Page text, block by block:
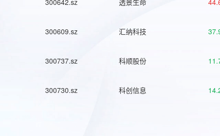
300642.sz 透景生命
300609.sz 汇纳科技
300737.sz 科顺股份
300730.sz 科创信息